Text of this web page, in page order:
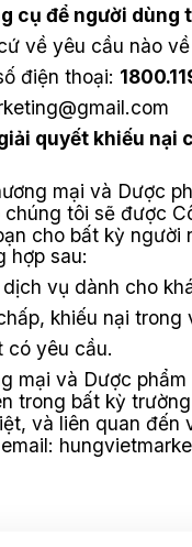
cụ để người dùng
về yêu cầu nào
điện thoại:
quyết khiếu
mại và Dược
tôi sẽ được
cho bất kỳ người
hợp sau:
vụ dành cho
khiếu nại
có yêu cầu.
mại và Dược
trong bất kỳ
và liên quan